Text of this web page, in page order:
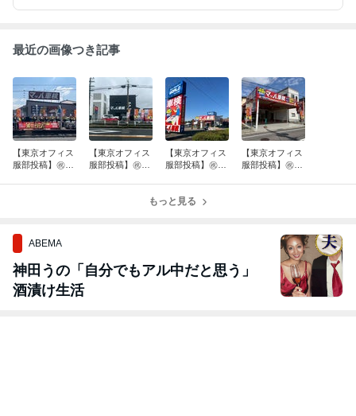
最近の画像つき記事
【東京オフィス
服部投稿】㊗️㊗️
【東京オフィス
服部投稿】㊗️マ
【東京オフィス
服部投稿】㊗️マ
ー店 オープン
【東京オフィス
服部投稿】㊗️マ
もっと見る
ABEMA
神田うの「自分でもアル中だと思う」
酒漬け生活